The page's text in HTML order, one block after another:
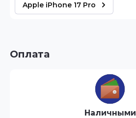
Apple iPhone 17 Pro
Оплата
Наличными